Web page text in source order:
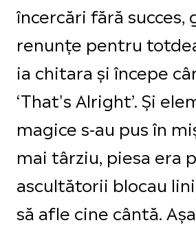
încercări fără succes,
renunțe pentru
ia chitara și începe
‘That's Alright’. Și
magice s-au pus în
mai târziu, piesa era
ascultătorii blocau
să afle cine cântă.